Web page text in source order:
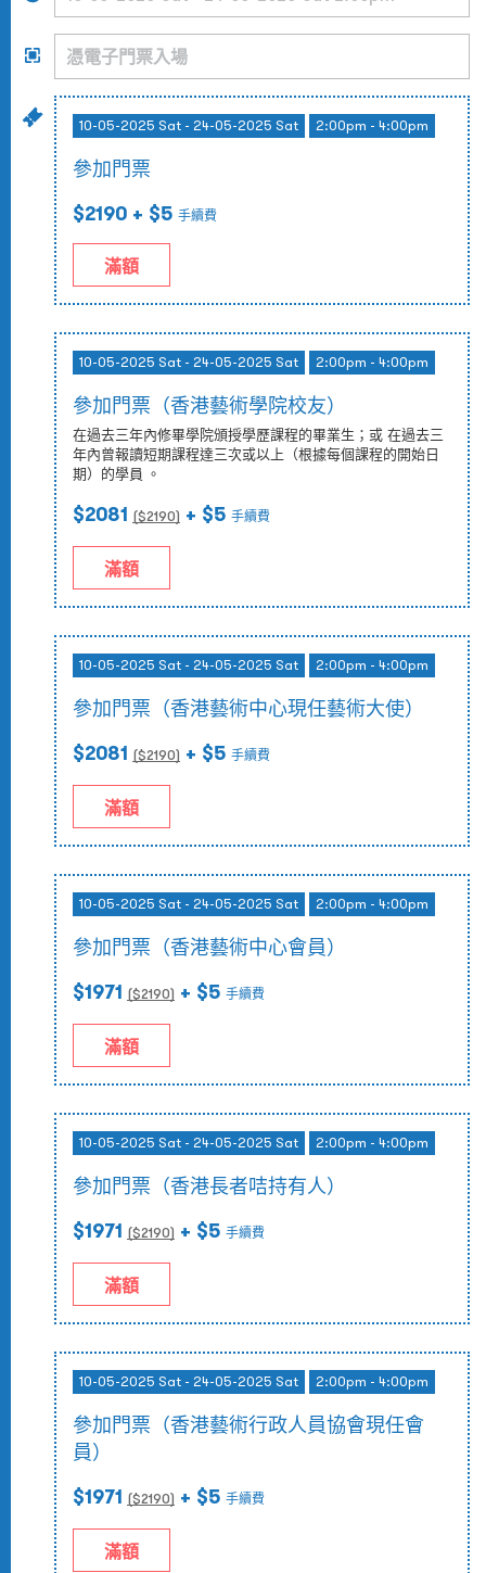
10-05-2025 Sat - 24-05-2025 Sat 2:00pm - 4:00pm
參加門票
$2190 + $5 手續費
滿額
10-05-2025 Sat - 24-05-2025 Sat 2:00pm - 4:00pm
參加門票（香港藝術學院校友）
在過去三年內修畢學院頒授學歷課程的畢業生；或 在過去三
年內曾報讀短期課程達三次或以上（根據每個課程的開始日
期）的學員 。
$2081 ($2190) + $5 手續費
滿額
10-05-2025 Sat - 24-05-2025 Sat 2:00pm - 4:00pm
參加門票（香港藝術中心現任藝術大使）
$2081 ($2190) + $5 手續費
滿額
10-05-2025 Sat - 24-05-2025 Sat 2:00pm - 4:00pm
參加門票（香港藝術中心會員）
$1971 ($2190) + $5 手續費
滿額
10-05-2025 Sat - 24-05-2025 Sat 2:00pm - 4:00pm
參加門票（香港長者咭持有人）
$1971 ($2190) + $5 手續費
滿額
10-05-2025 Sat - 24-05-2025 Sat 2:00pm - 4:00pm
參加門票（香港藝術行政人員協會現任會
員）
$1971 ($2190) + $5 手續費
滿額